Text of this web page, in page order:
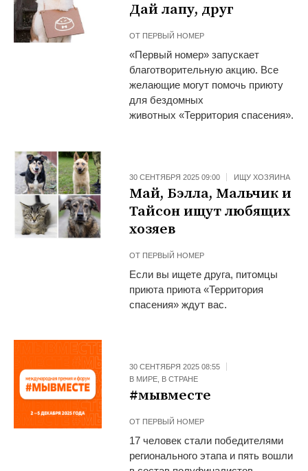
Дай лапу, друг
ОТ ПЕРВЫЙ НОМЕР
«Первый номер» запускает
благотворительную акцию. Все
желающие могут помочь приюту
для бездомных
животных «Территория спасения».
30 СЕНТЯБРЯ 2025 09:00 ИЩУ ХОЗЯИНА
Май, Бэлла, Мальчик и
Тайсон ищут любящих
хозяев
ОТ ПЕРВЫЙ НОМЕР
Если вы ищете друга, питомцы
приюта приюта «Территория
спасения» ждут вас.
30 СЕНТЯБРЯ 2025 08:55
В МИРЕ, В СТРАНЕ
#мывместе
ОТ ПЕРВЫЙ НОМЕР
17 человек стали победителями
регионального этапа и пять вошли